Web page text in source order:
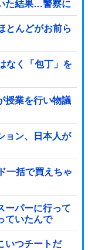
た結果…警察に
利かせた結果が
とんどがお前ら
なく「包丁」を
授業を行い物議
ョン、日本人が
一括で買えちゃ
ーパーに行って
ていたんで
いつチートだ